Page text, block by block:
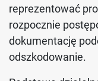
reprezentować
rozpocznie
dokumentację
odszkodowanie.